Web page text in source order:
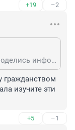
+19 –2
Гость, ты-то узнал уже поди? Так поделись инфой, не томи. Так у нас и депутаты с 2-5-мя гражданствами. У них узнать не хочешь, кому за ксиву платят?
гражданством
изучите эти
+5 –1